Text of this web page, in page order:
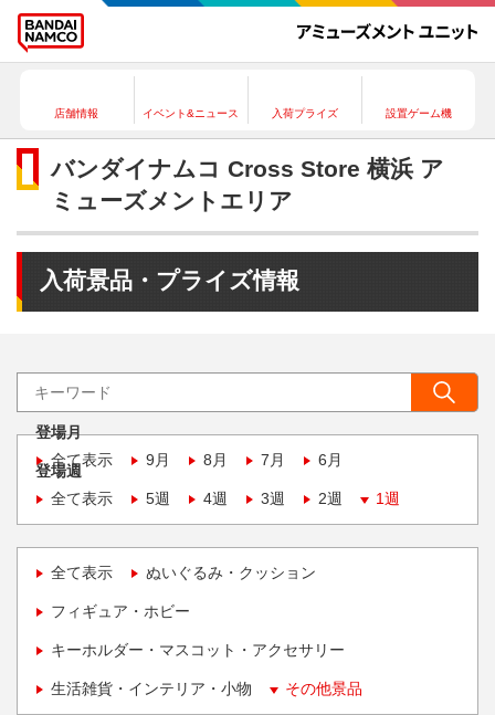
店舗情報 イベント&ニュース 入荷プライズ 設置ゲーム機
バンダイナムコ Cross Store 横浜 ア
ミューズメントエリア
入荷景品・プライズ情報
登場月
全て表示
9月 8月 7月 6月
登場週
全て表示
5週 4週 3週 2週 1週
全て表示 ぬいぐるみ・クッション
フィギュア・ホビー
キーホルダー・マスコット・アクセサリー
生活雑貨・インテリア・小物 その他景品